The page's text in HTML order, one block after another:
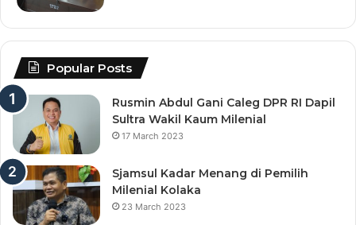
Popular Posts
Rusmin Abdul Gani Caleg DPR RI Dapil
Sultra Wakil Kaum Milenial
17 March 2023
Sjamsul Kadar Menang di Pemilih
Milenial Kolaka
23 March 2023